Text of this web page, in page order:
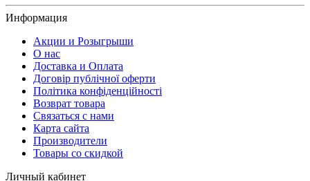
Информация
Акции и Розыгрыши
О нас
Доставка и Оплата
Договір публічної оферти
Політика конфіденційності
Возврат товара
Связаться с нами
Карта сайта
Производители
Товары со скидкой
Личный кабинет